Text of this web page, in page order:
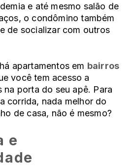
e até mesmo salão de
o condômino também
de socializar com outros
apartamentos em bairros
você tem acesso a
na porta do seu apê. Para
corrida, nada melhor do
de casa, não é mesmo?
e